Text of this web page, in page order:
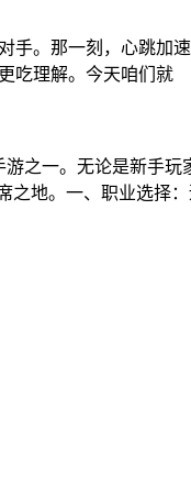
手。那一刻，心跳加
吃理解。今天咱们就
之一。无论是新手
之地。一、职业选择